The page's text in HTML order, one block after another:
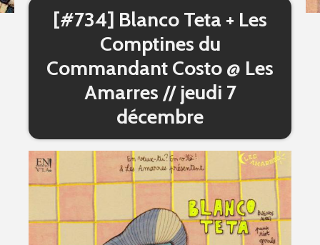
[#734] Blanco Teta + Les
Comptines du
Commandant Costo @ Les
Amarres // jeudi 7
décembre